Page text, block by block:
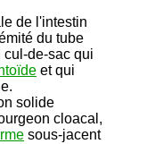
de l'intestin
du tube
cul-de-sac qui
et qui
solide
cloacal,
sous-jacent